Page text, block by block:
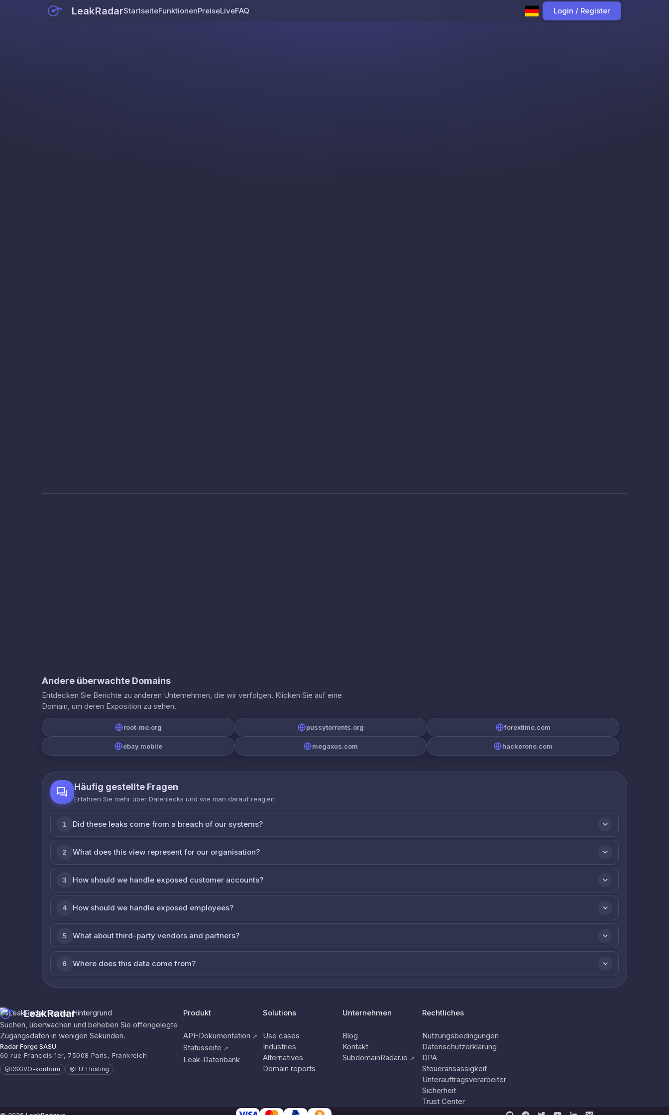
LeakRadarStartseiteFunktionenPreiseLiveFAQ Login / Register
Andere überwachte Domains
Entdecken Sie Berichte zu anderen Unternehmen, die wir verfolgen. Klicken Sie auf eine
Domain, um deren Exposition zu sehen.
root-me.org pussytorrents.org forextime.com
ebay.mobile megaxus.com hackerone.com
Häufig gestellte Fragen
Erfahren Sie mehr über Datenlecks und wie man darauf reagiert.
1 Did these leaks come from a breach of our systems?
2 What does this view represent for our organisation?
3 How should we handle exposed customer accounts?
4 How should we handle exposed employees?
5 What about third-party vendors and partners?
6 Where does this data come from?
LeakRadar
Suchen, überwachen und beheben Sie offengelegte
Zugangsdaten in wenigen Sekunden.
Radar Forge SASU
60 rue François 1er, 75008 Paris, Frankreich
DSGVO-konform EU-Hosting
Produkt
API-Dokumentation ↗
Statusseite ↗
Leak-Datenbank
Solutions
Use cases
Industries
Alternatives
Domain reports
Unternehmen
Blog
Kontakt
SubdomainRadar.io ↗
Rechtliches
Nutzungsbedingungen
Datenschutzerklärung
DPA
Steueransässigkeit
Unterauftragsverarbeiter
Sicherheit
Trust Center